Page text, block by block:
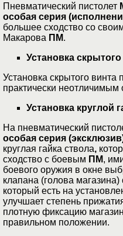
Пневматический пистолет
особая серия
большее сходство со
Макарова ПМ.
Установка
Установка скрытого винта
практически неотличимым
Установка круглой
На пневматический
особая серия (эксклюзив
круглая гайка ствола,
сходство с боевым ПМ,
боевого оружия в окне
клапана (голова
который есть на
улучшает степень
плотную фиксацию
правильном положении.